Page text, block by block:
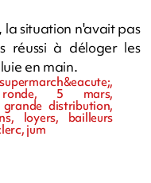
situation n'avait pas
réussi à déloger les
en main.
ronde, 5 mars,
distribution,
loyers, bailleurs
jum